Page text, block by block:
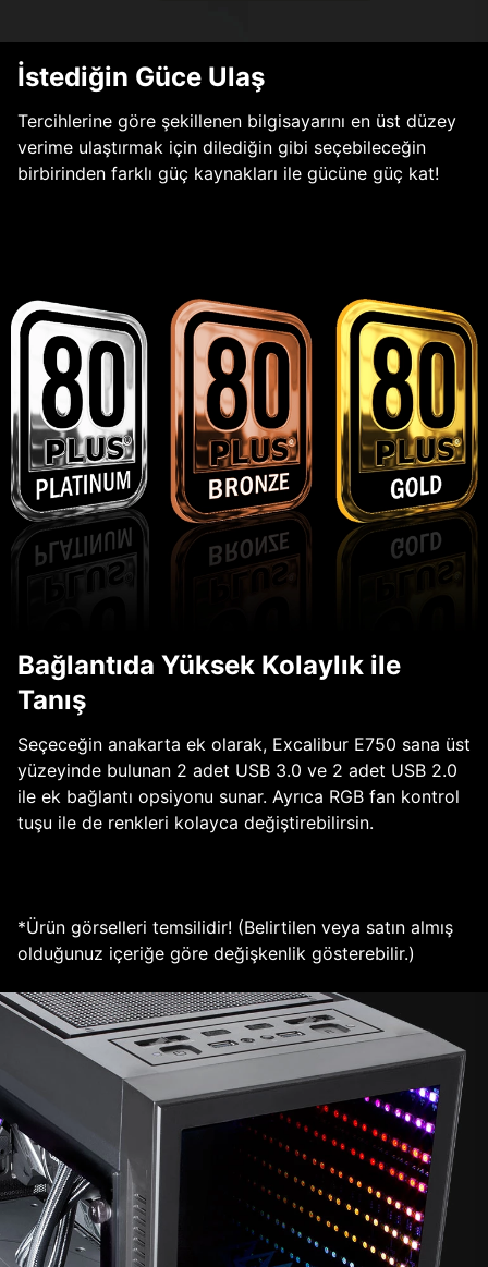
İstediğin Güce Ulaş
Tercihlerine göre şekillenen bilgisayarını en üst düzey
verime ulaştırmak için dilediğin gibi seçebileceğin
birbirinden farklı güç kaynakları ile gücüne güç kat!
Bağlantıda Yüksek Kolaylık ile
Tanış
Seçeceğin anakarta ek olarak, Excalibur E750 sana üst
yüzeyinde bulunan 2 adet USB 3.0 ve 2 adet USB 2.0
ile ek bağlantı opsiyonu sunar. Ayrıca RGB fan kontrol
tuşu ile de renkleri kolayca değiştirebilirsin.
*Ürün görselleri temsilidir! (Belirtilen veya satın almış
olduğunuz içeriğe göre değişkenlik gösterebilir.)